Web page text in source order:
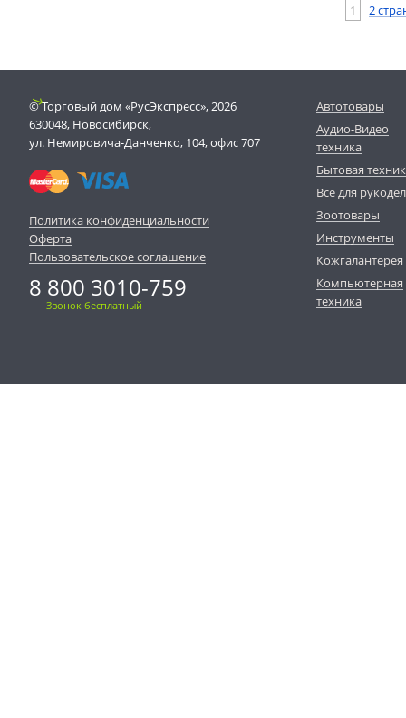
1 2
© Торговый дом «РусЭкспресс», 2026
630048, Новосибирск,
ул. Немировича-Данченко, 104, офис 707
Политика конфиденциальности
Оферта
Пользовательское соглашение
8 800 3010-759
Звонок бесплатный
Автотовары
Аудио-Видео
техника
Бытовая
Все для
Зоотовары
Инструменты
Кожгалантерея
Компьютерная
техника